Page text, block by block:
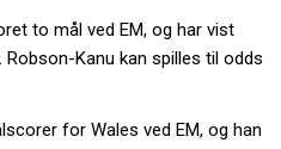
to mål ved EM, og har vist
Kanu kan spilles til odds
for Wales ved EM, og han